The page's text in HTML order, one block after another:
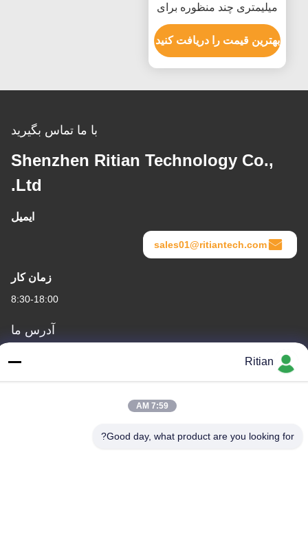
میلیمتری چند منظوره برای
بسته بندی پالت مبلمان
بهترین قیمت را دریافت کنید
با ما تماس بگیرید
Shenzhen Ritian Technology Co.,
Ltd.
ایمیل
sales01@ritiantech.com
زمان کار
8:30-18:00
آدرس ما
آدرس شرکت
شماره 65 جاده سون نیان ، منطقه Longgang ، شنژن ، چین 518117
Ritian
7:59 AM
Good day, what product are you looking for?